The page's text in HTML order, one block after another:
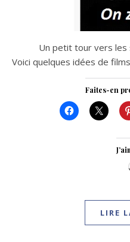
Un petit tour vers les
Voici quelques idées de
Faites-en
LIRE